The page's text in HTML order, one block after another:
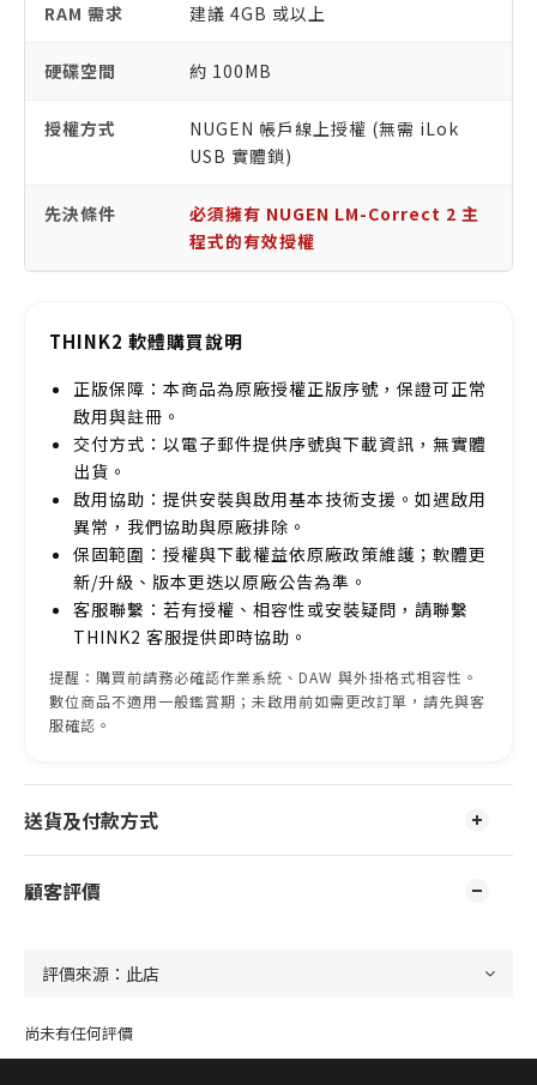
RAM 需求 建議 4GB 或以上
硬碟空間 約 100MB
授權方式
NUGEN 帳戶線上授權 (無需 iLok
USB 實體鎖)
先決條件
必須擁有 NUGEN LM-Correct 2 主
程式的有效授權
THINK2 軟體購買說明
正版保障：本商品為原廠授權正版序號，保證可正常
啟用與註冊。
交付方式：以電子郵件提供序號與下載資訊，無實體
出貨。
啟用協助：提供安裝與啟用基本技術支援。如遇啟用
異常，我們協助與原廠排除。
保固範圍：授權與下載權益依原廠政策維護；軟體更
新/升級、版本更迭以原廠公告為準。
客服聯繫：若有授權、相容性或安裝疑問，請聯繫
THINK2 客服提供即時協助。
提醒：購買前請務必確認作業系統、DAW 與外掛格式相容性。
數位商品不適用一般鑑賞期；未啟用前如需更改訂單，請先與客
服確認。
送貨及付款方式
顧客評價
尚未有任何評價